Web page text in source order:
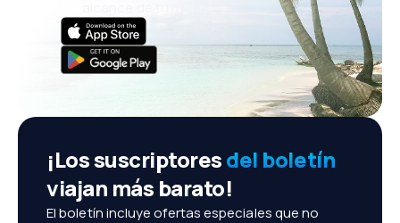
¡Los suscriptoresdel boletín
viajan más barato!
El boletín incluye ofertas especiales que no